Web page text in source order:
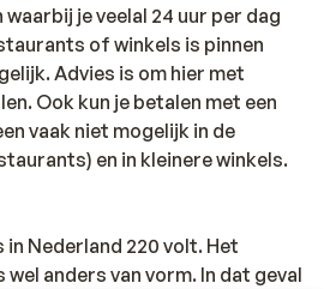
je veelal 24 uur per dag
of winkels is pinnen
Advies is om hier met
Ook kun je betalen met een
vaak niet mogelijk in de
en in kleinere winkels.
in Nederland 220 volt. Het
anders van vorm. In dat geval